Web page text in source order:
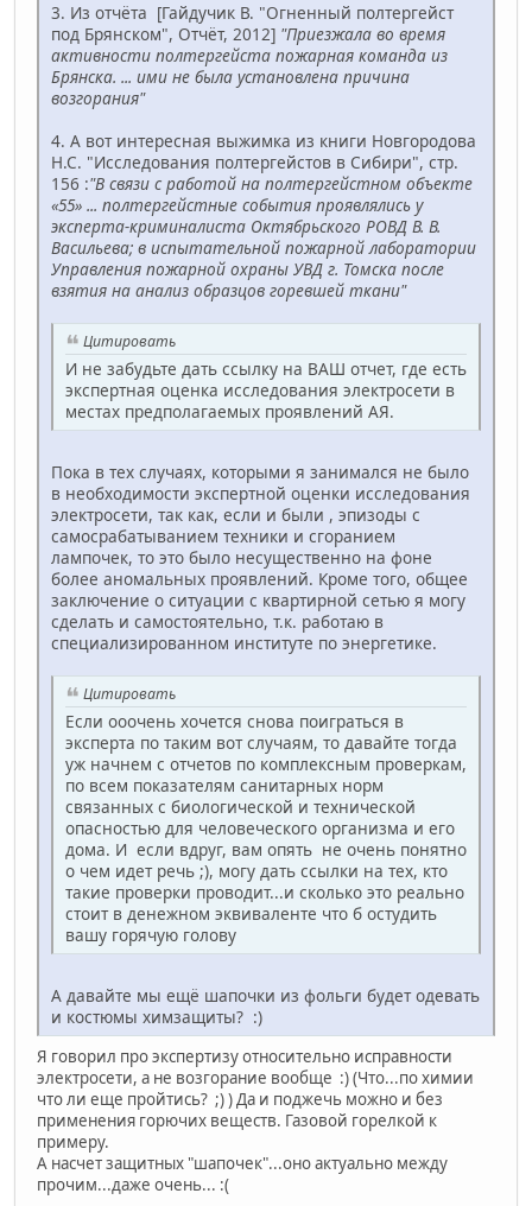
3. Из отчёта [Гайдучик В. "Огненный полтергейст
под Брянском", Отчёт, 2012] "Приезжала во время
активности полтергейста пожарная команда из
Брянска. ... ими не была установлена причина
возгорания"
4. А вот интересная выжимка из книги Новгородова
Н.С. "Исследования полтергейстов в Сибири", стр.
156 :"В связи с работой на полтергейстном объекте
«55» ... полтергейстные события проявлялись у
эксперта-криминалиста Октябрьского РОВД В. В.
Васильева; в испытательной пожарной лаборатории
Управления пожарной охраны УВД г. Томска после
взятия на анализ образцов горевшей ткани"
Цитировать
И не забудьте дать ссылку на ВАШ отчет, где есть
экспертная оценка исследования электросети в
местах предполагаемых проявлений АЯ.
Пока в тех случаях, которыми я занимался не было
в необходимости экспертной оценки исследования
электросети, так как, если и были , эпизоды с
самосрабатыванием техники и сгоранием
лампочек, то это было несущественно на фоне
более аномальных проявлений. Кроме того, общее
заключение о ситуации с квартирной сетью я могу
сделать и самостоятельно, т.к. работаю в
специализированном институте по энергетике.
Цитировать
Если ооочень хочется снова поиграться в
эксперта по таким вот случаям, то давайте тогда
уж начнем с отчетов по комплексным проверкам,
по всем показателям санитарных норм
связанных с биологической и технической
опасностью для человеческого организма и его
дома. И если вдруг, вам опять не очень понятно
о чем идет речь ;), могу дать ссылки на тех, кто
такие проверки проводит...и сколько это реально
стоит в денежном эквиваленте что б остудить
вашу горячую голову
А давайте мы ещё шапочки из фольги будет одевать
и костюмы химзащиты? :)
Я говорил про экспертизу относительно исправности
электросети, а не возгорание вообще :) (Что...по химии
что ли еще пройтись? ;) ) Да и поджечь можно и без
применения горючих веществ. Газовой горелкой к
примеру.
А насчет защитных "шапочек"...оно актуально между
прочим...даже очень... :(